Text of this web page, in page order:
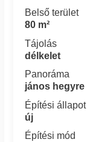
Belső terület
80 m²
Tájolás
délkelet
Panoráma
jános hegyre
Építési állapot
új
Építési mód